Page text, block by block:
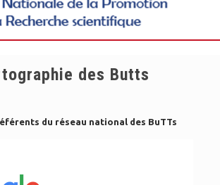
des Butts
du réseau national des BuTTs